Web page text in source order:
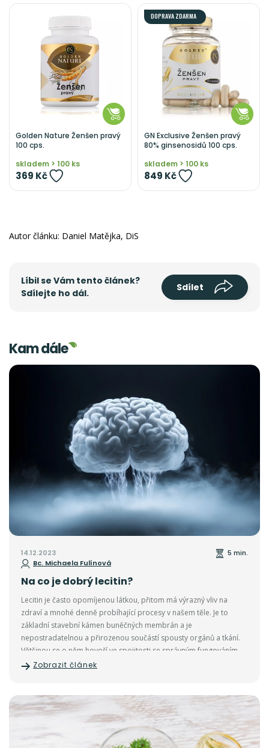
Golden Nature Ženšen pravý
100 cps.
skladem > 100 ks
369 Kč
DOPRAVA ZDARMA
GN Exclusive Ženšen pravý
80% ginsenosidů 100 cps.
skladem > 100 ks
849 Kč
Autor článku: Daniel Matějka, DiS
Líbil se Vám tento článek?
Sdílejte ho dál.
Sdílet
Kam dále
14.12.2023
Bc. Michaela Fulínová
5 min.
Na co je dobrý lecitin?
Lecitin je často opomíjenou látkou, přitom má výrazný vliv na
zdraví a mnohé denně probíhající procesy v našem těle. Je to
základní stavební kámen buněčných membrán a je
nepostradatelnou a přirozenou součástí spousty orgánů a tkání.
Většinou se o něm hovoří ve spojitosti se správným fungováním
mozku, což je určitě pravda, ale má na starost i další důležité
Zobrazit článek